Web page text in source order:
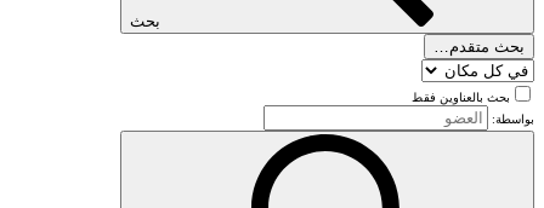
بحث
بحث متقدم…
بحث بالعناوين فقط
بواسطة: